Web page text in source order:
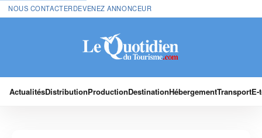
NOUS CONTACTERDEVENEZ ANNONCEUR
ActualitésDistributionProductionDestinationHébergementTransport